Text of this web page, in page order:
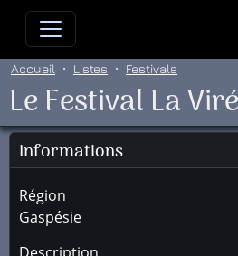
Allez directement au contenu
Accueil Listes Festivals
Le Festival La
Informations
Région
Gaspésie